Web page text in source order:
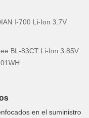
I-700 Li-Ion 3.7V
BL-83CT Li-Ion 3.85V
en el suministro